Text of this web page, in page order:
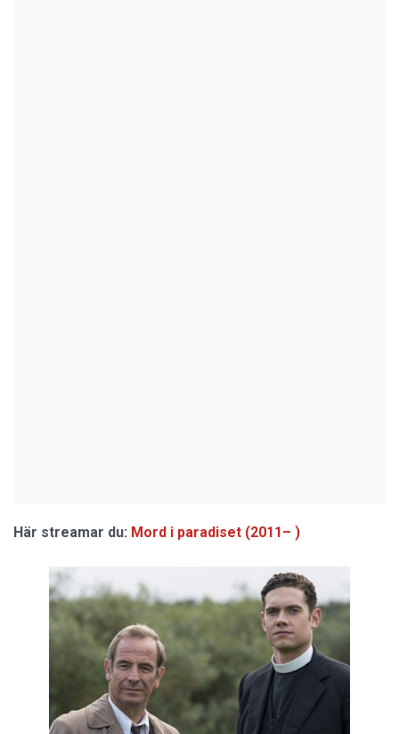
Här streamar du: Mord i paradiset (2011– )